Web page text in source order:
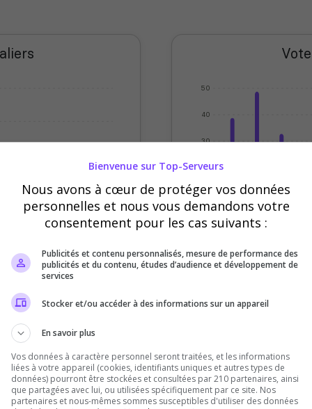
0
10
20
30
40
50
Votes Clics
Bienvenue sur Top-Serveurs
Nous avons à cœur de protéger vos données
personnelles et nous vous demandons votre
consentement pour les cas suivants :
Publicités et contenu personnalisés, mesure de performance des
publicités et du contenu, études d’audience et développement de
services
Stocker et/ou accéder à des informations sur un appareil
En savoir plus
Vos données à caractère personnel seront traitées, et les informations
liées à votre appareil (cookies, identifiants uniques et autres types de
données) pourront être stockées et consultées par 210 partenaires, ainsi
que partagées avec lui, ou utilisées spécifiquement par ce site. Nos
partenaires et nous-mêmes sommes susceptibles d'utiliser des données